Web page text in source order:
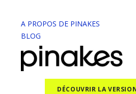
A PROPOS DE PINAKES
BLOG
DÉCOUVRIR LA